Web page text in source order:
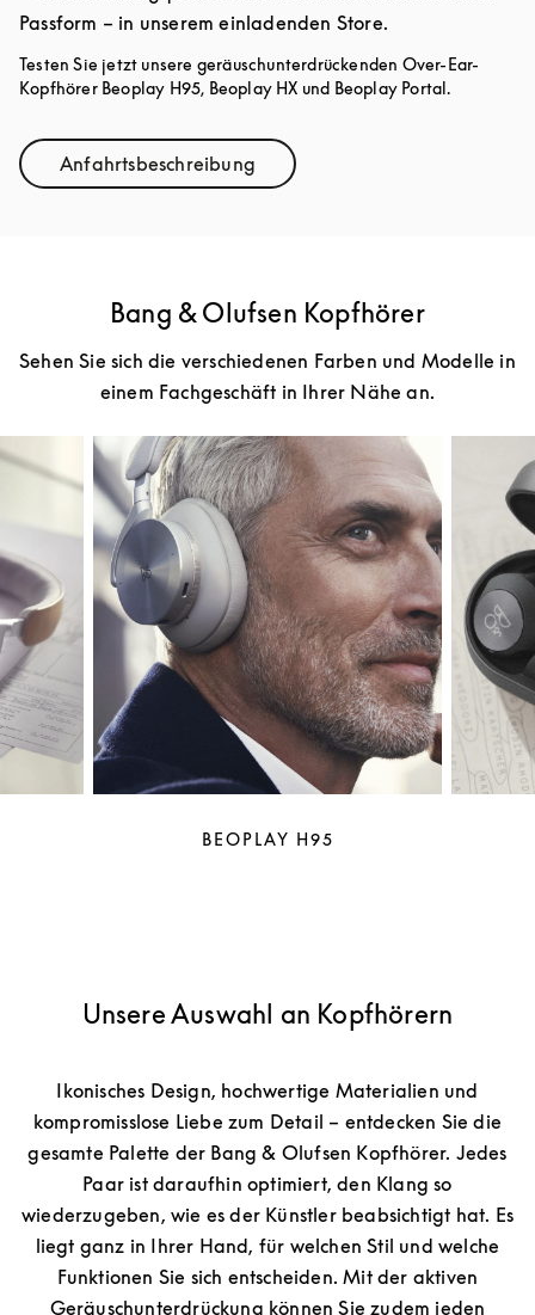
Passform – in unserem einladenden Store.
Testen Sie jetzt unsere geräuschunterdrückenden Over-Ear-
Kopfhörer Beoplay H95, Beoplay HX und Beoplay Portal.
AnfahrtsbeschreibungLink Opens in New Tab
Bang & Olufsen Kopfhörer
Sehen Sie sich die verschiedenen Farben und Modelle in
einem Fachgeschäft in Ihrer Nähe an.
BEOPLAY H95
Unsere Auswahl an Kopfhörern
Ikonisches Design, hochwertige Materialien und
kompromisslose Liebe zum Detail – entdecken Sie die
gesamte Palette der Bang & Olufsen Kopfhörer. Jedes
Paar ist daraufhin optimiert, den Klang so
wiederzugeben, wie es der Künstler beabsichtigt hat. Es
liegt ganz in Ihrer Hand, für welchen Stil und welche
Funktionen Sie sich entscheiden. Mit der aktiven
Geräuschunterdrückung können Sie zudem jeden